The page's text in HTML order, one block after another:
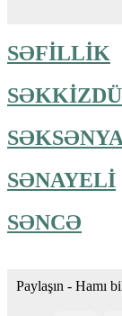
SƏFİLLİK
SƏNAYELİ
SƏNCƏ
Paylaşın - Hamı